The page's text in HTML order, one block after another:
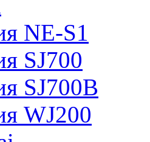
NE-S1
SJ700
SJ700B
WJ200